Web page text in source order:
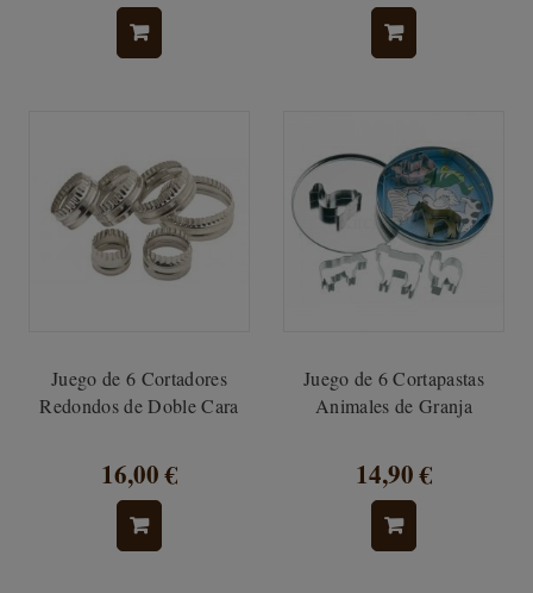
Juego de 6 Cortadores
Redondos de Doble Cara
16,00 €
Juego de 6 Cortapastas
Animales de Granja
14,90 €